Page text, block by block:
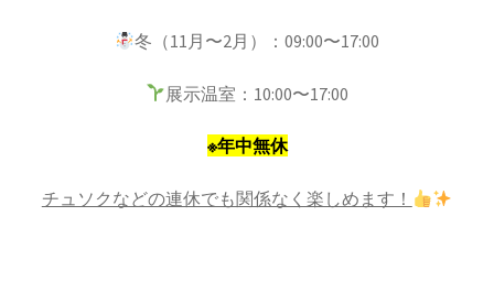
冬（11月〜2月）：09:00〜17:00
展示温室：10:00〜17:00
※年中無休
チュソクなどの連休でも関係なく楽しめます！